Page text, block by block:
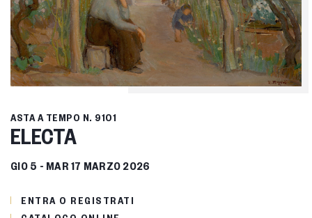
ASTA A TEMPO N. 9101
ELECTA
GIO5 - MAR17 MARZO 2026
ENTRA O REGISTRATI